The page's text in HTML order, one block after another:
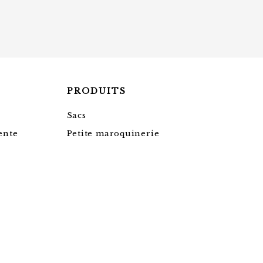
PRODUITS
Sacs
Petite maroquinerie